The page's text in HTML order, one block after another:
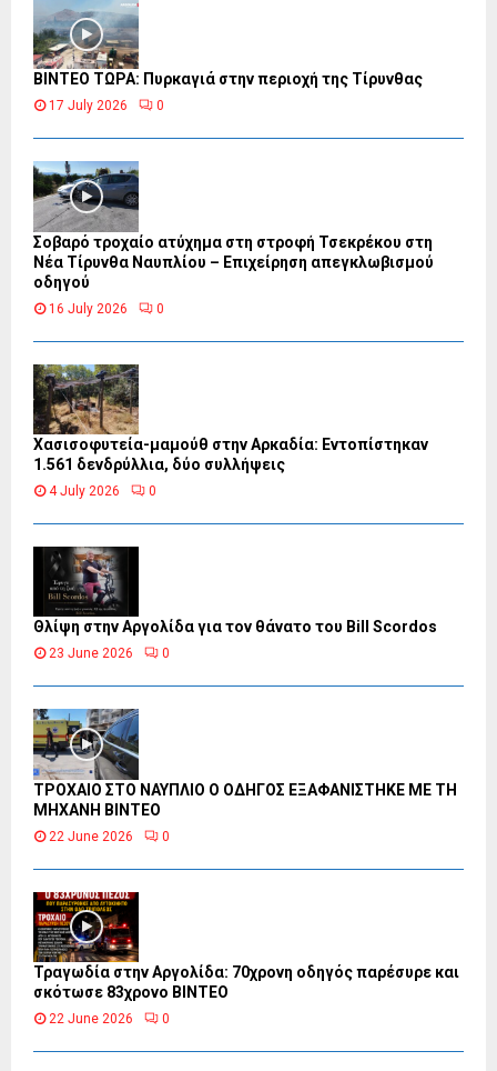
ΒΙΝΤΕΟ ΤΩΡΑ: Πυρκαγιά στην περιοχή της Τίρυνθας
17 July 2026 0
Σοβαρό τροχαίο ατύχημα στη στροφή Τσεκρέκου στη
Νέα Τίρυνθα Ναυπλίου – Επιχείρηση απεγκλωβισμού
οδηγού
16 July 2026 0
Χασισοφυτεία-μαμούθ στην Αρκαδία: Εντοπίστηκαν
1.561 δενδρύλλια, δύο συλλήψεις
4 July 2026 0
Θλίψη στην Αργολίδα για τον θάνατο του Bill Scordos
23 June 2026 0
ΤΡΟΧΑΙΟ ΣΤΟ ΝΑΥΠΛΙΟ Ο ΟΔΗΓΟΣ ΕΞΑΦΑΝΙΣΤΗΚΕ ΜΕ ΤΗ
ΜΗΧΑΝΗ ΒΙΝΤΕΟ
22 June 2026 0
Τραγωδία στην Αργολίδα: 70χρονη οδηγός παρέσυρε και
σκότωσε 83χρονο ΒΙΝΤΕΟ
22 June 2026 0